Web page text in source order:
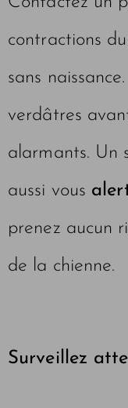
contractions
sans
verdâtres
alarmants. Un
aussi vous
prenez aucun
de la chienne.
Surveillez